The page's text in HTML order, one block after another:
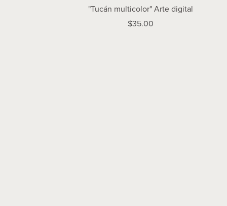
"Tucán multicolor" Arte digital
$35.00